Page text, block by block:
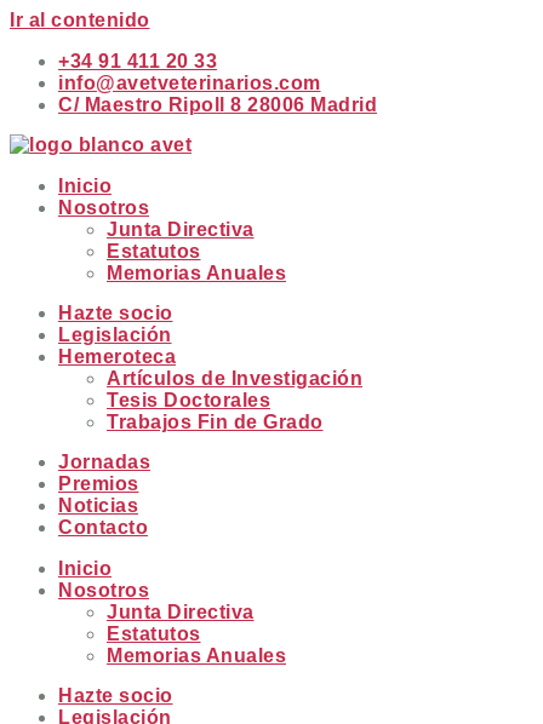
Ir al contenido
+34 91 411 20 33
info@avetveterinarios.com
C/ Maestro Ripoll 8 28006 Madrid
Inicio
Nosotros
Junta Directiva
Estatutos
Memorias Anuales
Hazte socio
Legislación
Hemeroteca
Artículos de Investigación
Tesis Doctorales
Trabajos Fin de Grado
Jornadas
Premios
Noticias
Contacto
Inicio
Nosotros
Junta Directiva
Estatutos
Memorias Anuales
Hazte socio
Legislación